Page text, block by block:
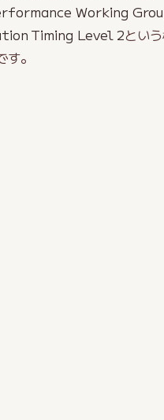
Working
Timing Level 2とい
。